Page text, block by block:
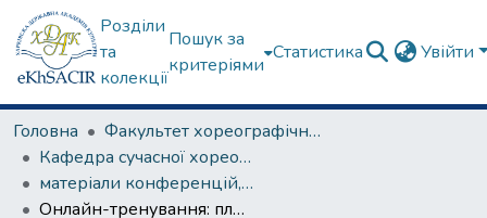
Розділи
та
колекції
Пошук за
критеріями
Статистика Увійти
Головна
Факультет хореографічного мистецтва
Кафедра сучасної хореографії та спортивно-оздоровчих технологій
матеріали конференцій, семінарів, круглих столів та ін.
Онлайн-тренування: плюси та мінуси